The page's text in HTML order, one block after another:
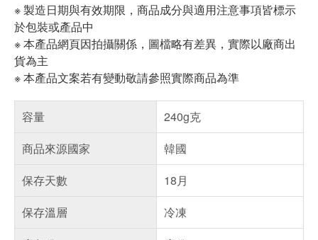
※ 製造日期與有效期限，商品成分與適用注意事項皆標示
於包裝或產品中
※ 本產品網頁因拍攝關係，圖檔略有差異，實際以廠商出
貨為主
※ 本產品文案若有變動敬請參照實際商品為準
容量
240g克
商品來源國家
韓國
保存天數
18月
保存溫層
冷凍